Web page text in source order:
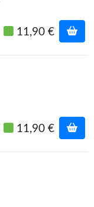
11,90 €
11,90 €